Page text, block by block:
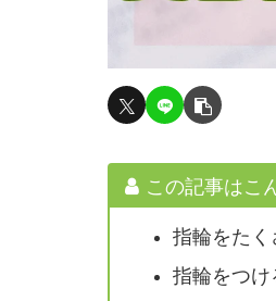
この記事はこ
指輪をた
指輪をつ